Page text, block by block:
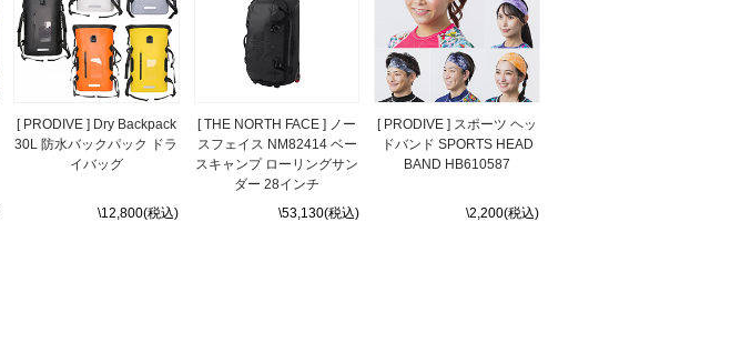
[ PRODIVE ] Dry Backpack
30L 防水バックパック ドラ
イバッグ
\12,800(税込)
[ THE NORTH FACE ] ノー
スフェイス NM82414 ベー
スキャンプ ローリングサン
ダー 28インチ
\53,130(税込)
[ PRODIVE ] スポーツ ヘッ
ドバンド SPORTS HEAD
BAND HB610587
\2,200(税込)